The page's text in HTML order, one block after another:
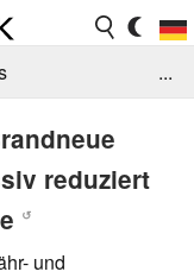
Jobs
...
reduziert
↺
und